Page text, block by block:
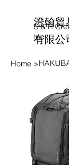
澄翰貿
有限公
S & R
Inc.
Home >